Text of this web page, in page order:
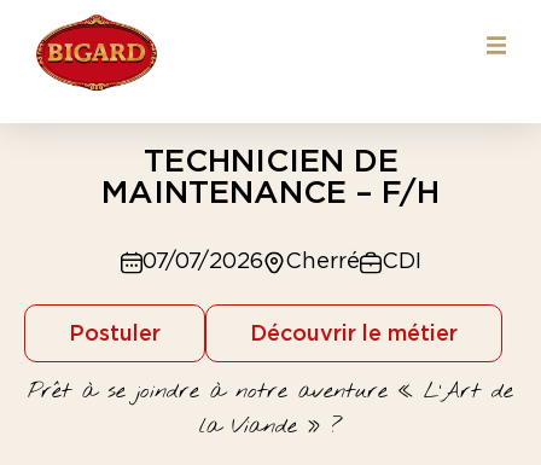
TECHNICIEN DE
MAINTENANCE – F/H
07/07/2026 Cherré CDI
Postuler Découvrir le métier
Prêt à se joindre à notre aventure « L’Art de
la Viande » ?